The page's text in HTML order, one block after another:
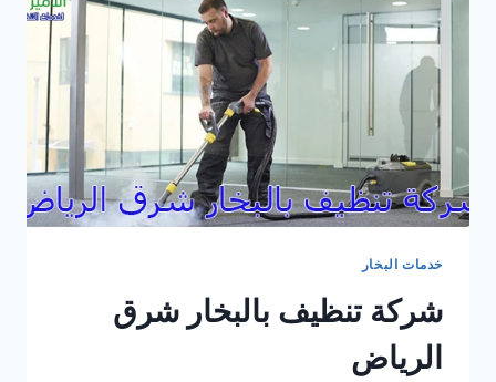
خدمات البخار
شركة تنظيف بالبخار شرق
الرياض